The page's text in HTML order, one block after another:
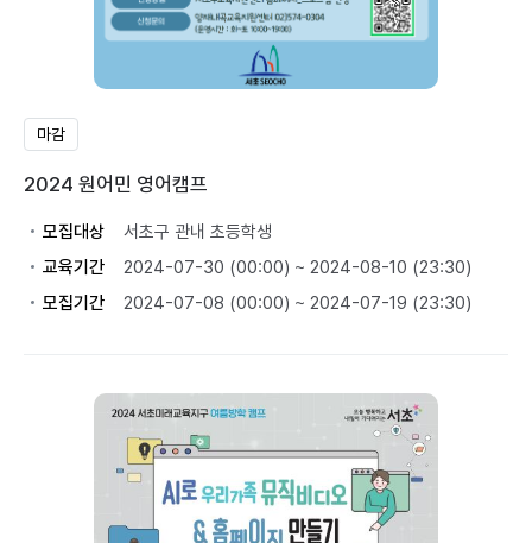
마감
2024 원어민 영어캠프
모집대상
서초구 관내 초등학생
교육기간
2024-07-30 (00:00) ~ 2024-08-10 (23:30)
모집기간
2024-07-08 (00:00) ~ 2024-07-19 (23:30)